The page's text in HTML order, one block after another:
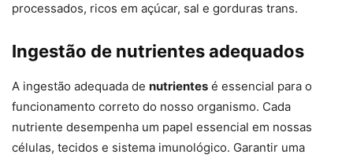
processados, ricos em açúcar, sal e gorduras trans.
Ingestão de nutrientes adequados
A ingestão adequada de nutrientes é essencial para o
funcionamento correto do nosso organismo. Cada
nutriente desempenha um papel essencial em nossas
células, tecidos e sistema imunológico. Garantir uma